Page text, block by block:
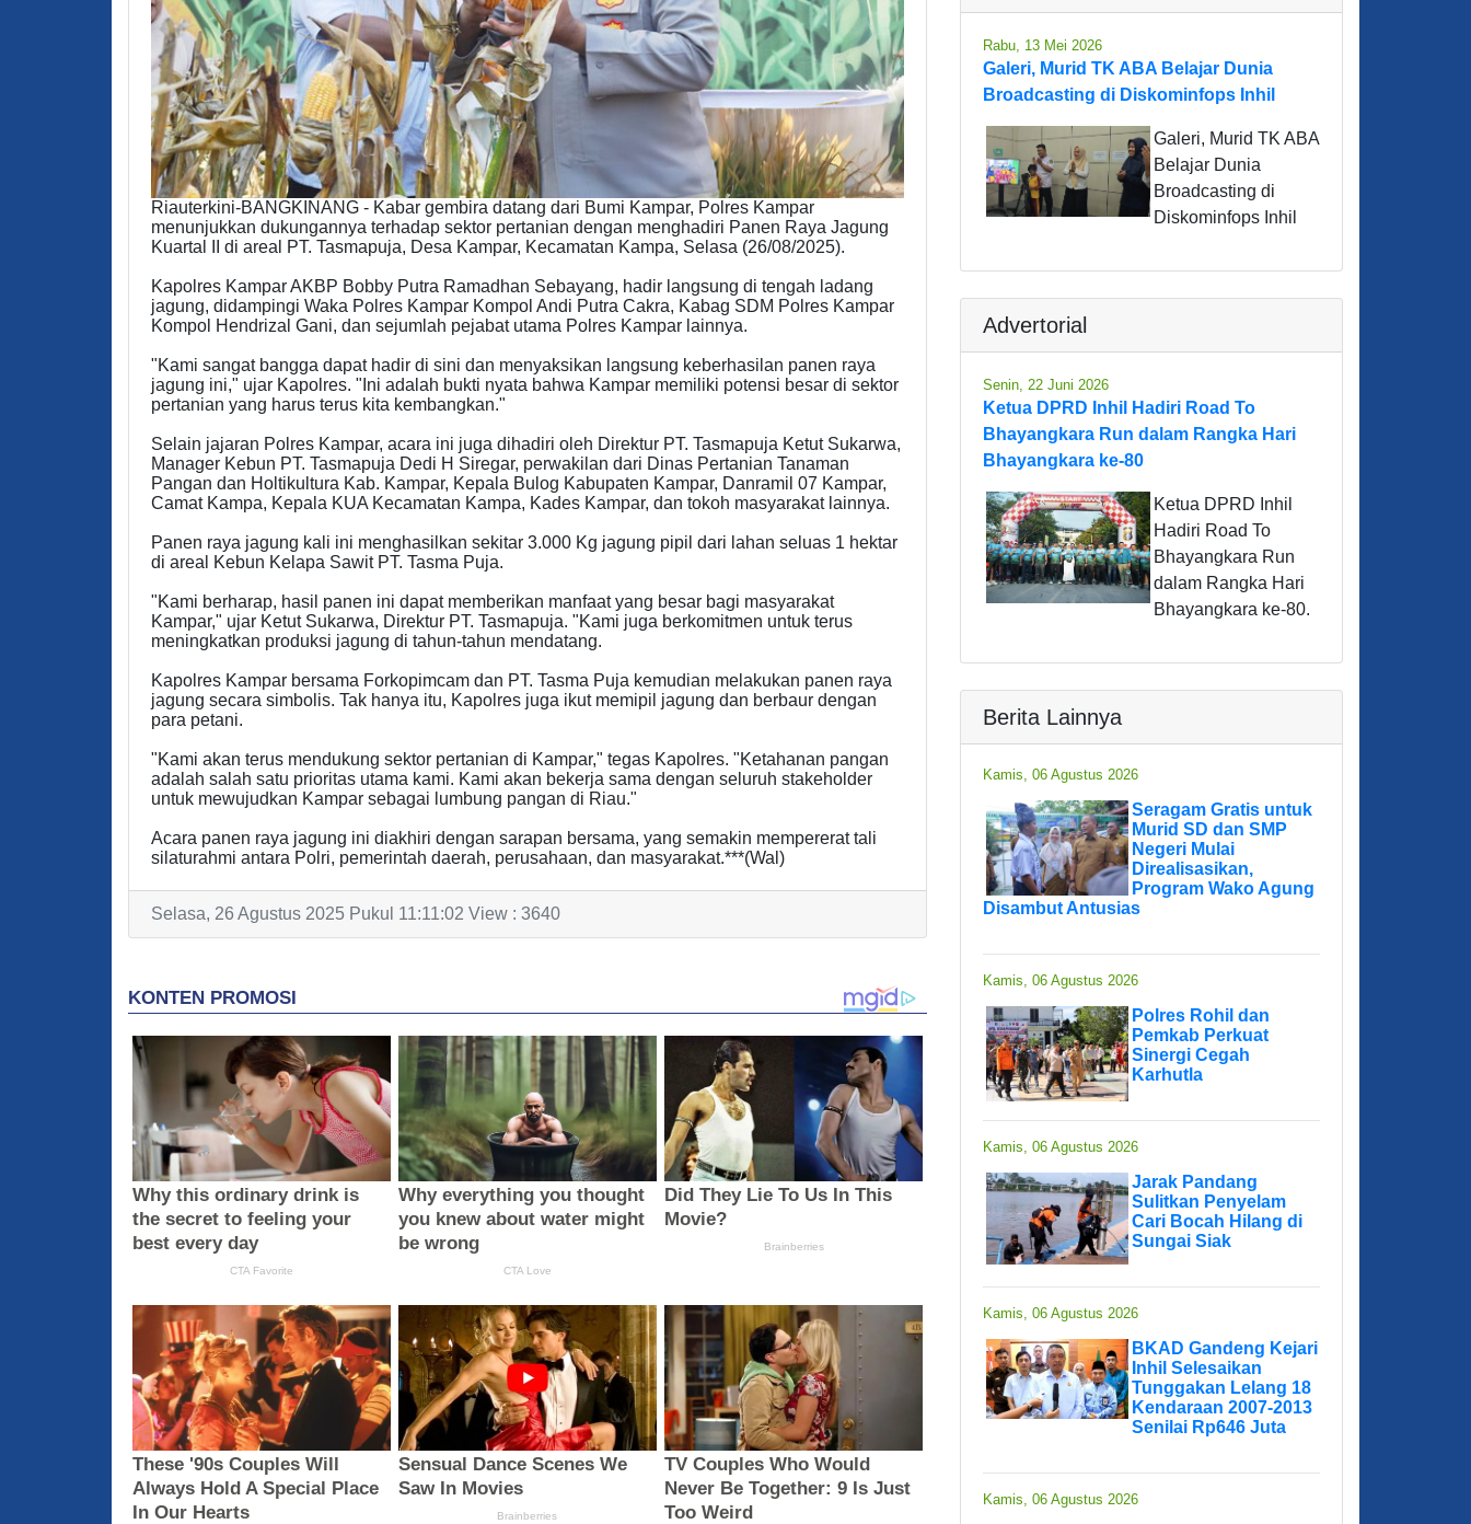
Riauterkini-BANGKINANG - Kabar gembira datang dari Bumi Kampar, Polres Kampar
menunjukkan dukungannya terhadap sektor pertanian dengan menghadiri Panen Raya Jagung
Kuartal II di areal PT. Tasmapuja, Desa Kampar, Kecamatan Kampa, Selasa (26/08/2025).
Kapolres Kampar AKBP Bobby Putra Ramadhan Sebayang, hadir langsung di tengah ladang
jagung, didampingi Waka Polres Kampar Kompol Andi Putra Cakra, Kabag SDM Polres Kampar
Kompol Hendrizal Gani, dan sejumlah pejabat utama Polres Kampar lainnya.
"Kami sangat bangga dapat hadir di sini dan menyaksikan langsung keberhasilan panen raya
jagung ini," ujar Kapolres. "Ini adalah bukti nyata bahwa Kampar memiliki potensi besar di sektor
pertanian yang harus terus kita kembangkan."
Selain jajaran Polres Kampar, acara ini juga dihadiri oleh Direktur PT. Tasmapuja Ketut Sukarwa,
Manager Kebun PT. Tasmapuja Dedi H Siregar, perwakilan dari Dinas Pertanian Tanaman
Pangan dan Holtikultura Kab. Kampar, Kepala Bulog Kabupaten Kampar, Danramil 07 Kampar,
Camat Kampa, Kepala KUA Kecamatan Kampa, Kades Kampar, dan tokoh masyarakat lainnya.
Panen raya jagung kali ini menghasilkan sekitar 3.000 Kg jagung pipil dari lahan seluas 1 hektar
di areal Kebun Kelapa Sawit PT. Tasma Puja.
"Kami berharap, hasil panen ini dapat memberikan manfaat yang besar bagi masyarakat
Kampar," ujar Ketut Sukarwa, Direktur PT. Tasmapuja. "Kami juga berkomitmen untuk terus
meningkatkan produksi jagung di tahun-tahun mendatang.
Kapolres Kampar bersama Forkopimcam dan PT. Tasma Puja kemudian melakukan panen raya
jagung secara simbolis. Tak hanya itu, Kapolres juga ikut memipil jagung dan berbaur dengan
para petani.
"Kami akan terus mendukung sektor pertanian di Kampar," tegas Kapolres. "Ketahanan pangan
adalah salah satu prioritas utama kami. Kami akan bekerja sama dengan seluruh stakeholder
untuk mewujudkan Kampar sebagai lumbung pangan di Riau."
Acara panen raya jagung ini diakhiri dengan sarapan bersama, yang semakin mempererat tali
silaturahmi antara Polri, pemerintah daerah, perusahaan, dan masyarakat.***(Wal)
Selasa, 26 Agustus 2025 Pukul 11:11:02 View : 3640
Rabu, 13 Mei 2026
Galeri, Murid TK ABA Belajar Dunia
Broadcasting di Diskominfops Inhil
Galeri, Murid TK ABA
Belajar Dunia
Broadcasting di
Diskominfops Inhil
Advertorial
Senin, 22 Juni 2026
Ketua DPRD Inhil Hadiri Road To
Bhayangkara Run dalam Rangka Hari
Bhayangkara ke-80
Ketua DPRD Inhil
Hadiri Road To
Bhayangkara Run
dalam Rangka Hari
Bhayangkara ke-80.
Berita Lainnya
Kamis, 06 Agustus 2026
Seragam Gratis untuk
Murid SD dan SMP
Negeri Mulai
Direalisasikan,
Program Wako Agung
Disambut Antusias
Kamis, 06 Agustus 2026
Polres Rohil dan
Pemkab Perkuat
Sinergi Cegah
Karhutla
Kamis, 06 Agustus 2026
Jarak Pandang
Sulitkan Penyelam
Cari Bocah Hilang di
Sungai Siak
Kamis, 06 Agustus 2026
BKAD Gandeng Kejari
Inhil Selesaikan
Tunggakan Lelang 18
Kendaraan 2007-2013
Senilai Rp646 Juta
Kamis, 06 Agustus 2026